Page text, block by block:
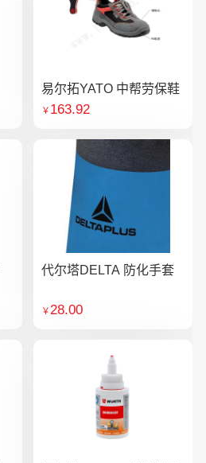
易尔拓YATO 中帮劳保鞋
￥ 163.92
代尔塔DELTA 防化手套
￥28.00